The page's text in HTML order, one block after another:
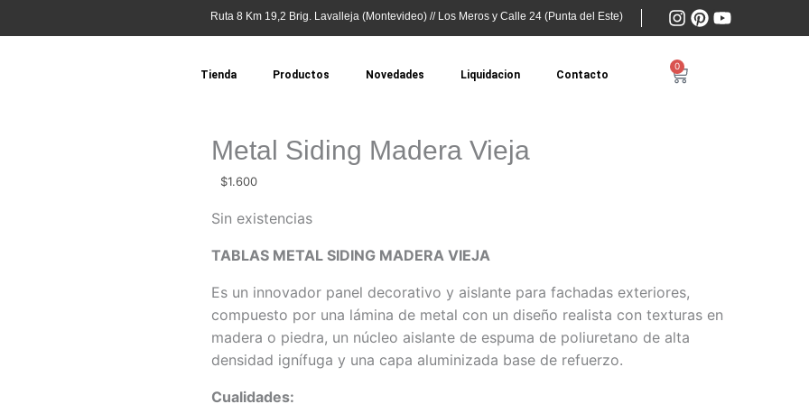
Ruta 8 Km 19,2 Brig. Lavalleja (Montevideo) // Los Meros y Calle 24 (Punta del Este)
I
n
t
a
P
i
Y
o
Tienda Productos Novedades Liquidacion Contacto
0
Cart
Metal Siding Madera Vieja
$1.600
Sin existencias
TABLAS METAL SIDING MADERA VIEJA
Es un innovador panel decorativo y aislante para fachadas exteriores,
compuesto por una lámina de metal con un diseño realista con texturas en
madera o piedra, un núcleo aislante de espuma de poliuretano de alta
densidad ignífuga y una capa aluminizada base de refuerzo.
Cualidades: